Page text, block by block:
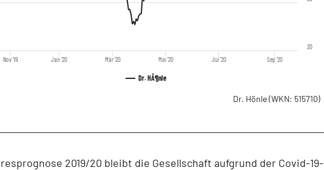
Dr. HÃ¶nle
Nov '19 Jan '20 Mär '20 Mai '20 Jul '20 Sep '20
20
Dr. Hönle(WKN: 515710)
2019/20 bleibt die Gesellschaft aufgrund der Covid-19-